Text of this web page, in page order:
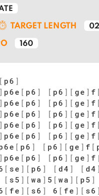
TARGET LENGTH
160
[ p6 ]
] p6e [ p6 ] [ p6 ] [ ge ] f [
] p6e [ p6 ] [ p6 ] [ ge ] f [
] p6e [ p6 ] [ p6 ] [ ge ] f [
] p6e [ p6 ] [ p6 ] [ ge ] f [
] p6e [ p6 ] [ p6 ] [ ge ] f [
[ p6 ] [ p6 ] [ ge ] f [
] p6e [ p6 ] [ p6 ] [ ge ] f |
[ se ] [ p6 ] [ d4 ] [ d4 ]
[ s5 ] [ wa ] 5 [ wa ] [ p5 ]
[ fe ] [ s6 ] 6 [ fe ] [ s6 ]